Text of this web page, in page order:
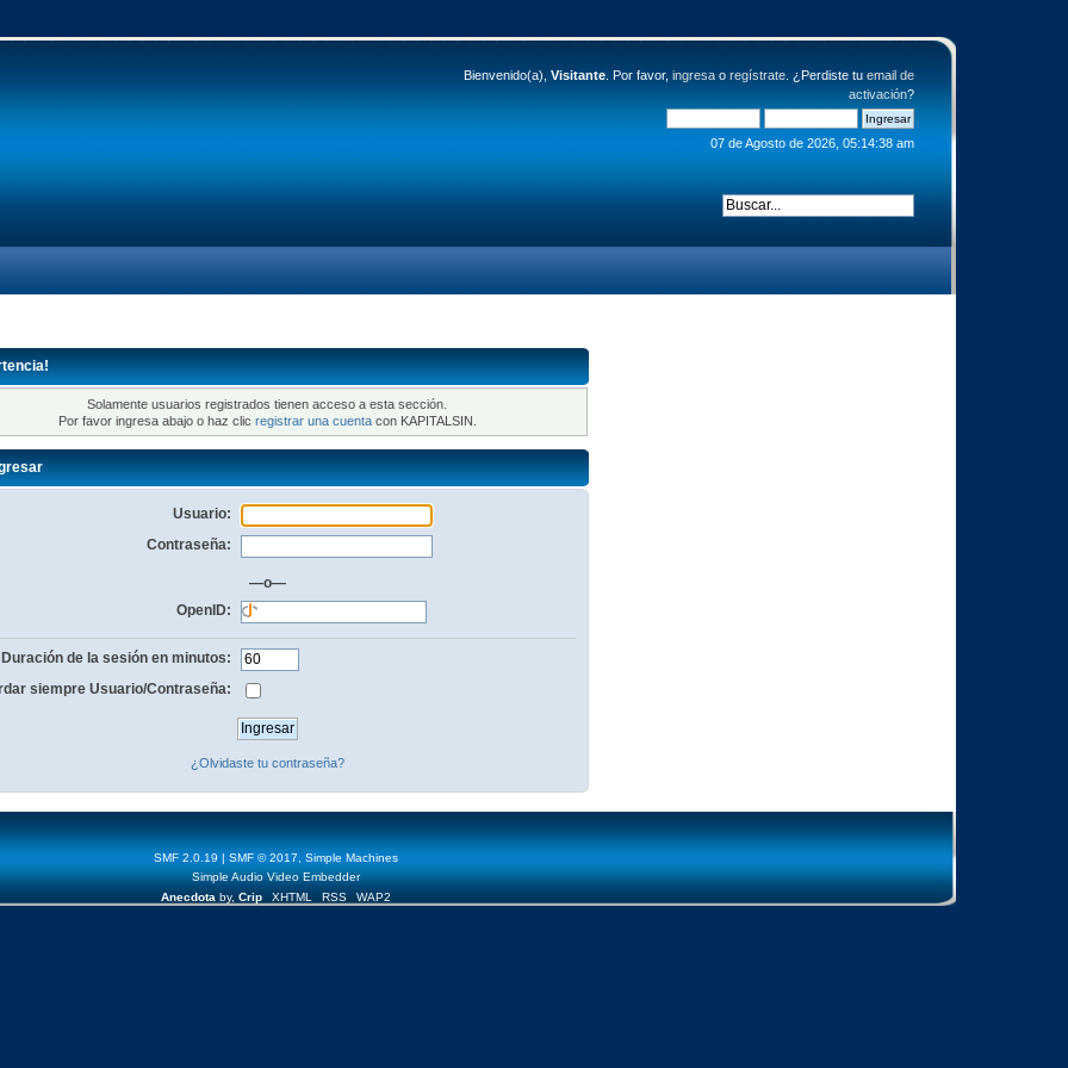
Bienvenido(a), Visitante. Por favor, ingresao regístrate. ¿Perdiste tu email de
activación?
07 de Agosto de 2026, 05:14:38 am
Solamente usuarios registrados tienen acceso a esta sección.
Por favor ingresa abajo o haz clic registrar una cuentacon KAPITALSIN.
Usuario:
Contraseña:
—o—
OpenID:
Duración de la sesión en minutos:
siempre Usuario/Contraseña:
¿Olvidaste tu contraseña?
SMF 2.0.19 | SMF © 2017
Simple Machines
Simple Audio Video Embedder
Anecdota by, Crip XHTML RSS WAP2